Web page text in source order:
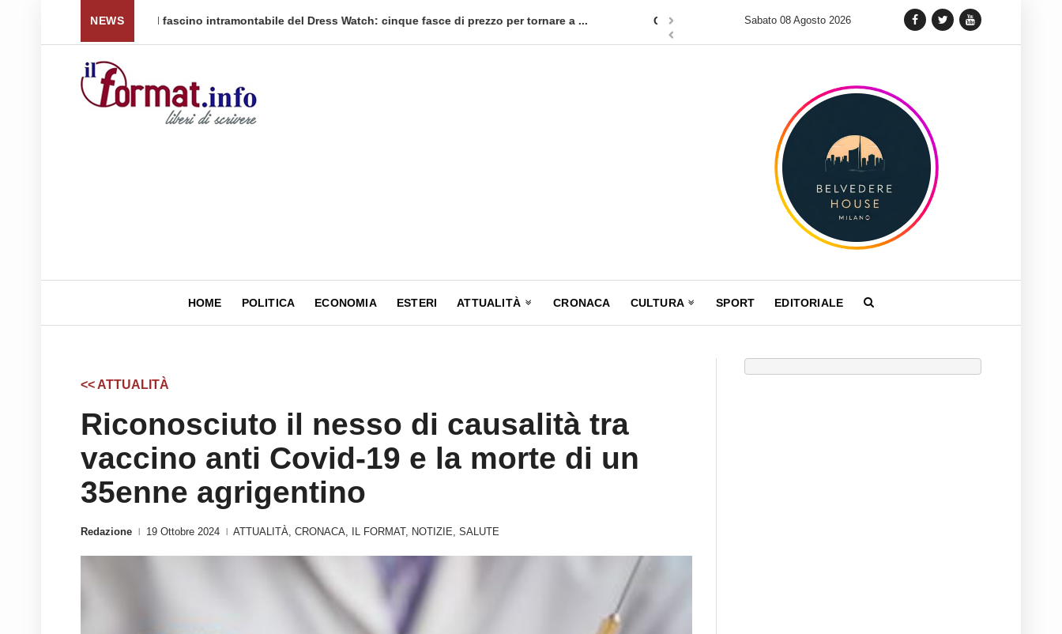
NEWS
per tornare a ... Quellidipiazzaaffari lancia un nuovo appuntamento in terra siciliana: Quellidipiazzatrinità Tag Heuer lancia una variante Limited Edition del Carrera Chronograph in
Sabato 08 Agosto 2026
HOME POLITICA ECONOMIA ESTERI ATTUALITÀ CRONACA CULTURA SPORT EDITORIALE
<< ATTUALITÀ
Riconosciuto il nesso di causalità tra
vaccino anti Covid-19 e la morte di un
35enne agrigentino
Redazione 19 Ottobre 2024 ATTUALITÀ, CRONACA, IL FORMAT, NOTIZIE, SALUTE